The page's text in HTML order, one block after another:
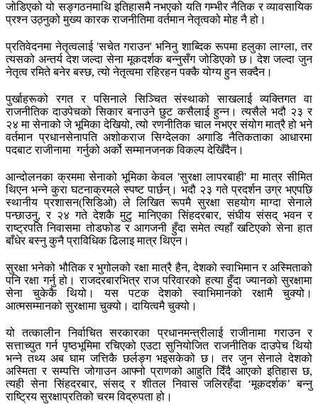
जोडिएको यो सङ्गठनमाथि इतिहासमै नभएको यति गम्भीर नैतिक र व्यावसायिक
प्रश्न उठ्नुको मुख्य कारक राजनीतिमा वर्तमान नेतृत्वको मोह नै हो।
प्रतिवेदनमा नेतृत्वलाई 'सचेत गराउन' भनिनु शाब्दिक रूपमा हलुका लाग्ला, तर
त्यसको अन्तर्य देश जल्दा सेना मूकदर्शक बन्नुसँग जोडिएको छ। देश जल्दा जुन
नेतृत्व रमिते बनेर बस्छ, त्यो नेतृत्वमा रहिरहन पक्कै योग्य हुन सक्दैन।
पुर्खाहरूको रगत र पसिनाले सिञ्चित संस्थाको साखलाई व्यक्तिगत वा
राजनीतिक दाउपेचको सिकार बनाउने छुट कसैलाई हुन्न। त्यसैले भदौ २३ र
२४ मा सेनाको जे भूमिका देखियो, त्यो रणनीतिक चाल नभएर संयोग मात्रै हो भने
वर्तमान प्रधानसेनापति अशोकराज सिग्देलका अगाडि नैतिकताका आधारमा
पदबाट राजीनामा गर्नुको अर्को सम्मानजनक विकल्प देखिँदैन।
आन्दोलनका क्रममा सेनाको भूमिका केवल 'सुरक्षा लापरबाही' मा मात्र सीमित
थिएन भन्ने कुरा घटनाक्रमले स्पष्ट पार्छन्। भदौ २३ गते प्रदर्शन उग्र भएपछि
स्थानीय प्रशासन(सिडिओ) ले लिखित रूपमै सुरक्षा सहयोग माग्दा सेनाले
पन्छाउनु, र २४ गते देशकै मुटु मानिएका सिंहदरबार, संघीय संसद् भवन र
राष्ट्रपति निवासमा तोडफोड र आगजनी हुँदा समेत त्यहाँ खटिएको सेना हात
बाँधेर बस्नु कुनै प्राविधिक ढिलाइ मात्र थिएन।
सुरक्षा भनेको भौतिक र भुगोलको रक्षा मात्रै हैन, देशको स्वाभिमान र अस्मिताको
पनि रक्षा गर्नु हो। राजदरबारभित्र राज परिवारको हत्या हुँदा ज्यानको सुरक्षामा
सेना चुकेकै थियो। यस पटक देशको स्वाभिमानको रक्षामै चुक्यो।
आत्मसम्मानको सुरक्षामा चुक्यो। दायित्वमै चुक्यो।
यो तत्कालीन निर्वाचित सरकारका प्रधानमन्त्रीलाई राजीनामा गराउन र
सत्ताच्युत गर्न पृष्ठभूमिमा रचिएको एउटा सुनियोजित राजनीतिक दाउपेच थियो
भन्ने तथ्य अब घाम जत्तिकै छर्लङ्ग भइसकेको छ। तर जुन सेनाले देशको
अस्मिता र सम्पत्ति जोगाउन आफ्नो प्राणको आहुति दिँदै आएको इतिहास छ,
त्यही सेना सिंहदरबार, संसद् र शीतल निवास जलिरहँदा ‘मूकदर्शक’ बन्नु
राष्ट्रिय सुरक्षाप्रतिको चरम विद्रुपता हो।